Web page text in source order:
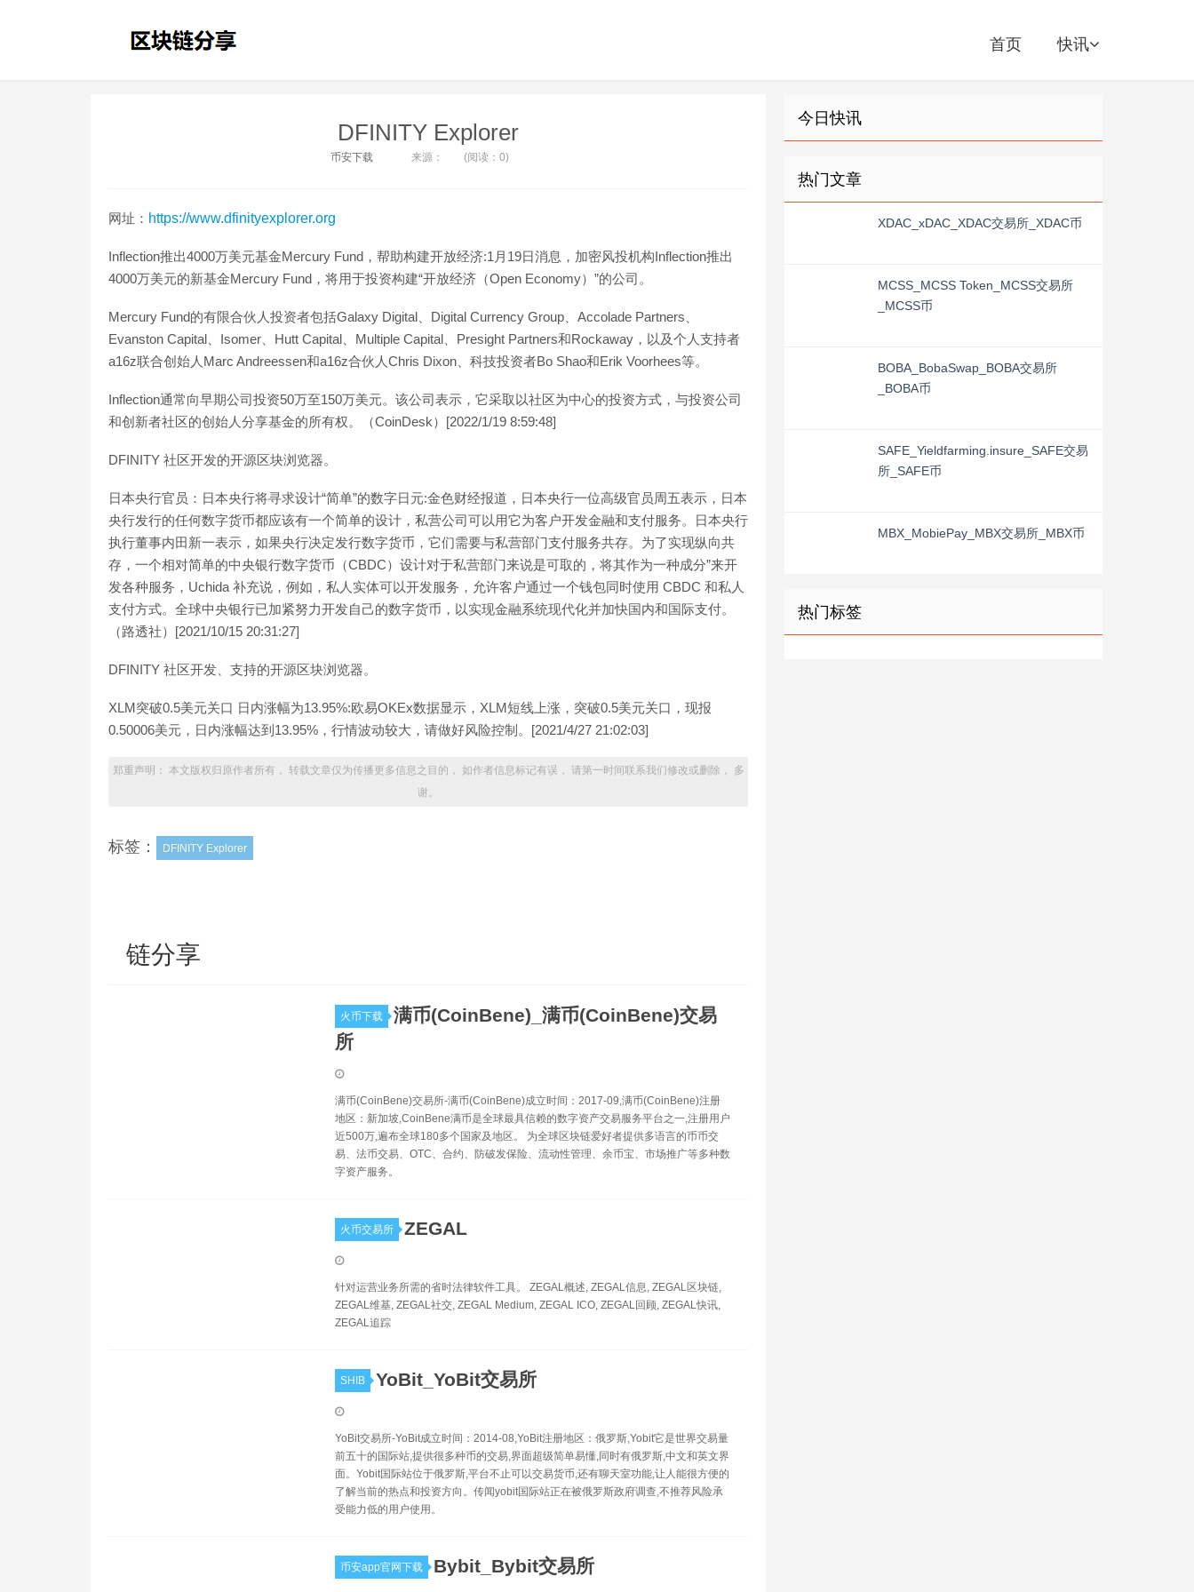
首页 快讯
DFINITY Explorer
币安下载 来源： (阅读：0)
网址： https://www.dfinityexplorer.org
Inflection推出4000万美元基金Mercury Fund，帮助构建开放经济:1月19日消息，加密风投机构Inflection推出
4000万美元的新基金Mercury Fund，将用于投资构建“开放经济（Open Economy）”的公司。
Mercury Fund的有限合伙人投资者包括Galaxy Digital、Digital Currency Group、Accolade Partners、
Evanston Capital、Isomer、Hutt Capital、Multiple Capital、Presight Partners和Rockaway，以及个人支持者
a16z联合创始人Marc Andreessen和a16z合伙人Chris Dixon、科技投资者Bo Shao和Erik Voorhees等。
Inflection通常向早期公司投资50万至150万美元。该公司表示，它采取以社区为中心的投资方式，与投资公司
和创新者社区的创始人分享基金的所有权。（CoinDesk）[2022/1/19 8:59:48]
DFINITY 社区开发的开源区块浏览器。
日本央行官员：日本央行将寻求设计“简单”的数字日元:金色财经报道，日本央行一位高级官员周五表示，日本
央行发行的任何数字货币都应该有一个简单的设计，私营公司可以用它为客户开发金融和支付服务。日本央行
执行董事内田新一表示，如果央行决定发行数字货币，它们需要与私营部门支付服务共存。为了实现纵向共
存，一个相对简单的中央银行数字货币（CBDC）设计对于私营部门来说是可取的，将其作为一种成分”来开
发各种服务，Uchida 补充说，例如，私人实体可以开发服务，允许客户通过一个钱包同时使用 CBDC 和私人
支付方式。全球中央银行已加紧努力开发自己的数字货币，以实现金融系统现代化并加快国内和国际支付。
（路透社）[2021/10/15 20:31:27]
DFINITY 社区开发、支持的开源区块浏览器。
XLM突破0.5美元关口 日内涨幅为13.95%:欧易OKEx数据显示，XLM短线上涨，突破0.5美元关口，现报
0.50006美元，日内涨幅达到13.95%，行情波动较大，请做好风险控制。[2021/4/27 21:02:03]
郑重声明： 本文版权归原作者所有， 转载文章仅为传播更多信息之目的， 如作者信息标记有误， 请第一时间联系我们修改或删除， 多
谢。
标签： DFINITY Explorer
链分享
火币下载
满币(CoinBene)_满币(CoinBene)交易
所
满币(CoinBene)交易所-满币(CoinBene)成立时间：2017-09,满币(CoinBene)注册
地区：新加坡,CoinBene满币是全球最具信赖的数字资产交易服务平台之一,注册用户
近500万,遍布全球180多个国家及地区。 为全球区块链爱好者提供多语言的币币交
易、法币交易、OTC、合约、防破发保险、流动性管理、余币宝、市场推广等多种数
字资产服务。
火币交易所 ZEGAL
针对运营业务所需的省时法律软件工具。 ZEGAL概述, ZEGAL信息, ZEGAL区块链,
ZEGAL维基, ZEGAL社交, ZEGAL Medium, ZEGAL ICO, ZEGAL回顾, ZEGAL快讯,
ZEGAL追踪
SHIB YoBit_YoBit交易所
YoBit交易所-YoBit成立时间：2014-08,YoBit注册地区：俄罗斯,Yobit它是世界交易量
前五十的国际站,提供很多种币的交易,界面超级简单易懂,同时有俄罗斯,中文和英文界
面。Yobit国际站位于俄罗斯,平台不止可以交易货币,还有聊天室功能,让人能很方便的
了解当前的热点和投资方向。传闻yobit国际站正在被俄罗斯政府调查,不推荐风险承
受能力低的用户使用。
币安app官网下载 Bybit_Bybit交易所
今日快讯
热门文章
XDAC_xDAC_XDAC交易所_XDAC币
MCSS_MCSS Token_MCSS交易所
_MCSS币
BOBA_BobaSwap_BOBA交易所
_BOBA币
SAFE_Yieldfarming.insure_SAFE交易
所_SAFE币
MBX_MobiePay_MBX交易所_MBX币
热门标签